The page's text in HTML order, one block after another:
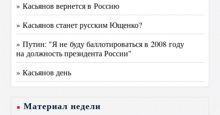
» Касьянов вернется в Россию
» Касьянов станет русским Ющенко?
» Путин: "Я не буду баллотироваться в 2008 году
на должность президента России"
» Касьянов день
Материал недели